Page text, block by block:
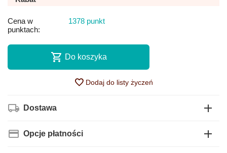
Cena w
punktach:
1378 punkt
Do koszyka
Dodaj do listy życzeń
Dostawa
Opcje płatności